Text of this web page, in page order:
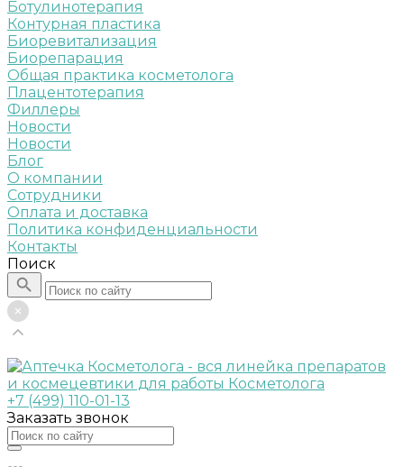
Ботулинотерапия
Контурная пластика
Биоревитализация
Биорепарация
Общая практика косметолога
Плацентотерапия
Филлеры
Новости
Новости
Блог
О компании
Сотрудники
Оплата и доставка
Политика конфиденциальности
Контакты
Поиск
+7 (499) 110-01-13
Заказать звонок